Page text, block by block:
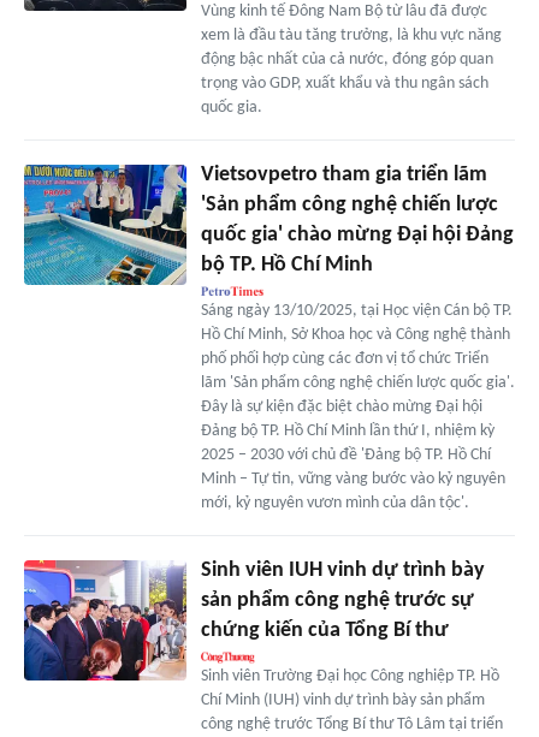
Vùng kinh tế Đông Nam Bộ từ lâu đã được
xem là đầu tàu tăng trưởng, là khu vực năng
động bậc nhất của cả nước, đóng góp quan
trọng vào GDP, xuất khẩu và thu ngân sách
quốc gia.
Vietsovpetro tham gia triển lãm
'Sản phẩm công nghệ chiến lược
quốc gia' chào mừng Đại hội Đảng
bộ TP. Hồ Chí Minh
Sáng ngày 13/10/2025, tại Học viện Cán bộ TP.
Hồ Chí Minh, Sở Khoa học và Công nghệ thành
phố phối hợp cùng các đơn vị tổ chức Triển
lãm 'Sản phẩm công nghệ chiến lược quốc gia'.
Đây là sự kiện đặc biệt chào mừng Đại hội
Đảng bộ TP. Hồ Chí Minh lần thứ I, nhiệm kỳ
2025 – 2030 với chủ đề 'Đảng bộ TP. Hồ Chí
Minh – Tự tin, vững vàng bước vào kỷ nguyên
mới, kỷ nguyên vươn mình của dân tộc'.
Sinh viên IUH vinh dự trình bày
sản phẩm công nghệ trước sự
chứng kiến của Tổng Bí thư
Sinh viên Trường Đại học Công nghiệp TP. Hồ
Chí Minh (IUH) vinh dự trình bày sản phẩm
công nghệ trước Tổng Bí thư Tô Lâm tại triển